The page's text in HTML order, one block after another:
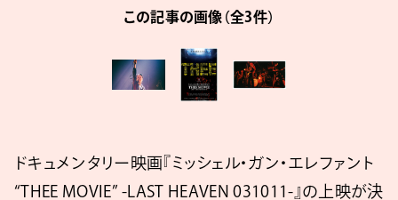
この記事の画像（全3件）
ドキュメンタリー映画『ミッシェル・ガン・エレファント
“THEE MOVIE” -LAST HEAVEN 031011-』の上映が決